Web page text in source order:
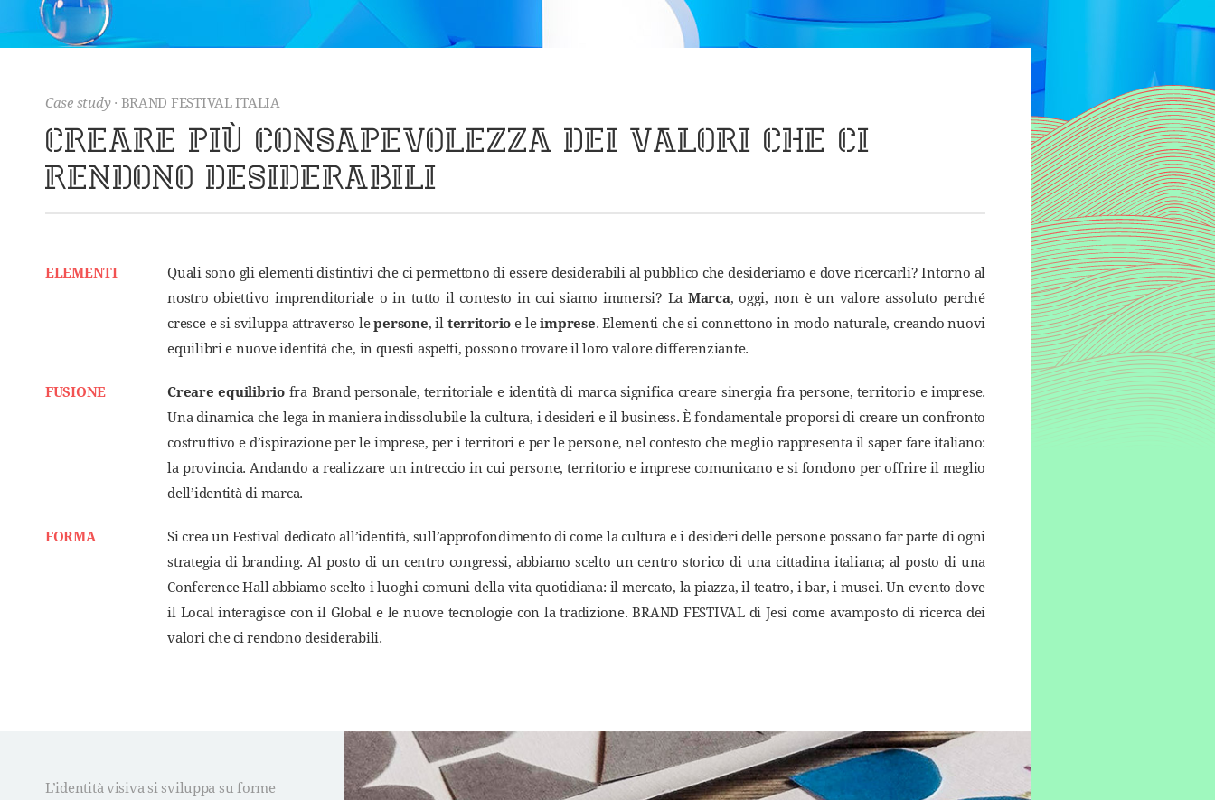
Case study· BRAND FESTIVAL ITALIA
CREARE PIù CONSAPEVOLEZZA DEI VALORI CHE CI
RENDONO DESIDERABILI
ELEMENTI
Quali sono gli elementi distintivi che ci permettono di essere desiderabili al pubblico che desideriamo e dove ricercarli? Intorno al
nostro obiettivo imprenditoriale o in tutto il contesto in cui siamo immersi? La Marca, oggi, non è un valore assoluto perché
cresce e si sviluppa attraverso lepersone, il territorio e leimprese. Elementi che si connettono in modo naturale, creando nuovi
equilibri e nuove identità che, in questi aspetti, possono trovare il loro valore differenziante.
FUSIONE Creare equilibriofra Brand personale, territoriale e identità di marca significa creare sinergia fra persone, territorio e imprese.
Una dinamica che lega in maniera indissolubile la cultura, i desideri e il business. È fondamentale proporsi di creare un confronto
costruttivo e d’ispirazione per le imprese, per i territori e per le persone, nel contesto che meglio rappresenta il saper fare italiano:
la provincia. Andando a realizzare un intreccio in cui persone, territorio e imprese comunicano e si fondono per offrire il meglio
dell’identità di marca.
FORMA
Si crea un Festival dedicato all’identità, sull’approfondimento di come la cultura e i desideri delle persone possano far parte di ogni
strategia di branding. Al posto di un centro congressi, abbiamo scelto un centro storico di una cittadina italiana; al posto di una
Conference Hall abbiamo scelto i luoghi comuni della vita quotidiana: il mercato, la piazza, il teatro, i bar, i musei. Un evento dove
il Local interagisce con il Global e le nuove tecnologie con la tradizione. BRAND FESTIVAL di Jesi come avamposto di ricerca dei
valori che ci rendono desiderabili.
L’identità visiva si sviluppa su forme